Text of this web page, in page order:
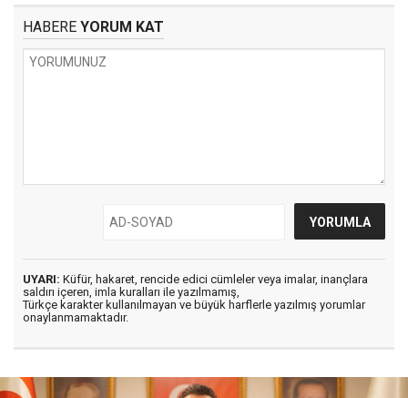
HABERE YORUM KAT
UYARI: Küfür, hakaret, rencide edici cümleler veya imalar, inançlara
saldırı içeren, imla kuralları ile yazılmamış,
Türkçe karakter kullanılmayan ve büyük harflerle yazılmış yorumlar
onaylanmamaktadır.